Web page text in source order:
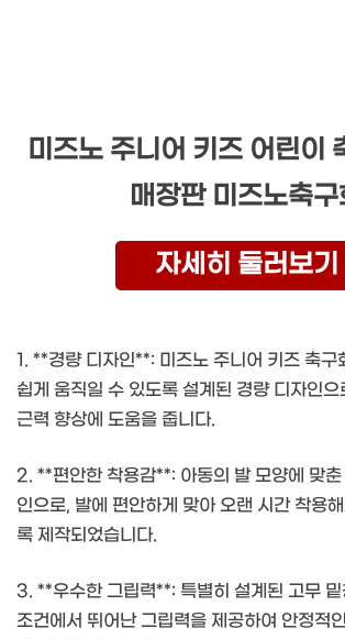
미즈노 주니어 키즈 어린이
매장판 미즈노축구
자세히 둘러보기
1. **경량 디자인**: 미즈노 주니어 키즈 축구
쉽게 움직일 수 있도록 설계된 경량 디자인
근력 향상에 도움을 줍니다.
2. **편안한 착용감**: 아동의 발 모양에 맞
인으로, 발에 편안하게 맞아 오랜 시간 착용
록 제작되었습니다.
3. **우수한 그립력**: 특별히 설계된 고무
조건에서 뛰어난 그립력을 제공하여 안정적